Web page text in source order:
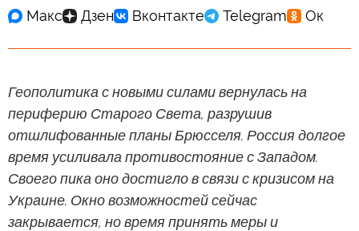
Геополитика с новыми силами вернулась на
периферию Старого Света, разрушив
отшлифованные планы Брюсселя. Россия долгое
время усиливала противостояние с Западом.
Своего пика оно достигло в связи с кризисом на
Украине. Окно возможностей сейчас
закрывается, но время принять меры и